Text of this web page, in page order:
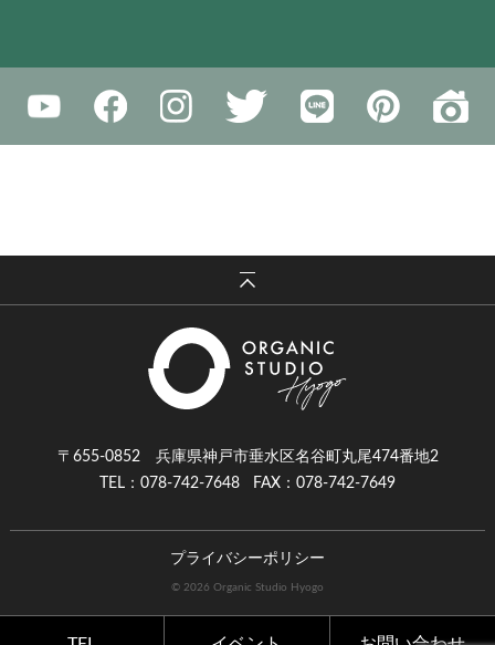
〒655-0852 兵庫県神戸市垂水区名谷町丸尾474番地2
TEL：078-742-7648
FAX：078-742-7649
プライバシーポリシー
© 2026 Organic Studio Hyogo